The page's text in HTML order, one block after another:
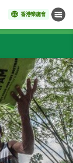
香港樂施會 目錄